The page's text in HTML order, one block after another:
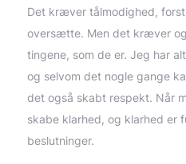
Det kræver tålmodighed,
oversætte. Men det kræver
tingene, som de er. Jeg har
og selvom det nogle gange
det også skabt respekt. Når
skabe klarhed, og klarhed er
beslutninger.